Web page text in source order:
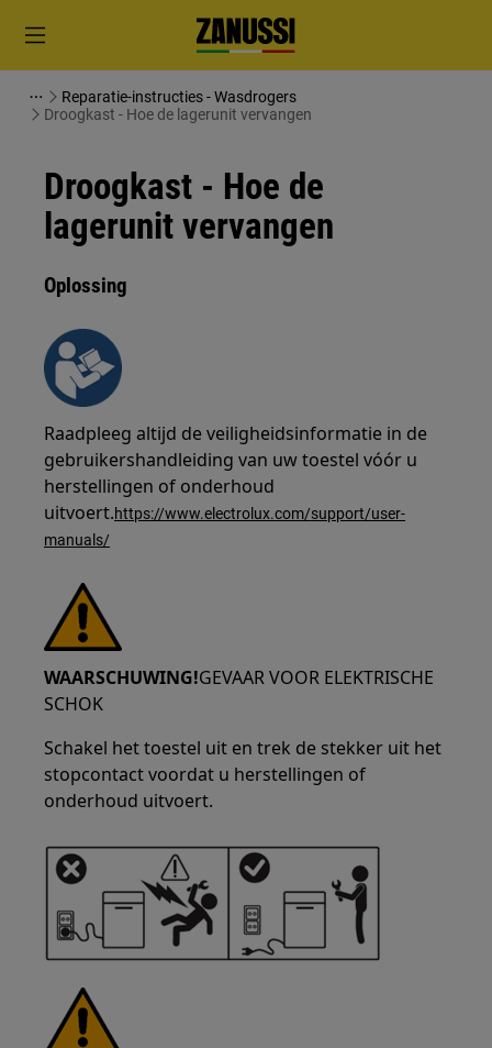
Reparatie-instructies - Wasdrogers
Droogkast - Hoe de lagerunit vervangen
Droogkast - Hoe de
lagerunit vervangen
Oplossing
Raadpleeg altijd de veiligheidsinformatie in de
gebruikershandleiding van uw toestel vóór u
herstellingen of onderhoud
uitvoert.https://www.electrolux.com/support/user-
manuals/
WAARSCHUWING!GEVAAR VOOR ELEKTRISCHE
SCHOK
Schakel het toestel uit en trek de stekker uit het
stopcontact voordat u herstellingen of
onderhoud uitvoert.